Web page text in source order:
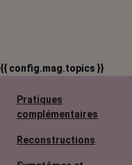
{{ config.mag.topics }}
Pratiques
complémentaires
Reconstructions